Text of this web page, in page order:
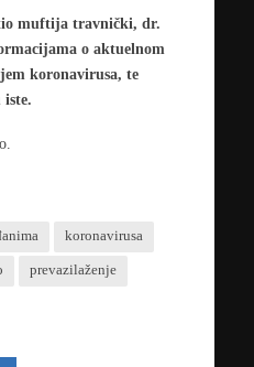
muftija travnički, dr.
o aktuelnom
koronavirusa, te
iste.
koronavirusa
prevazilaženje